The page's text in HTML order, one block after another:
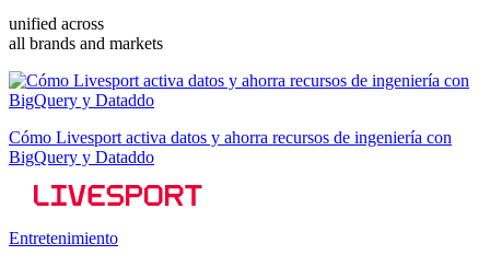
unified across
all brands and markets
Cómo Livesport activa datos y ahorra recursos de ingeniería con
BigQuery y Dataddo
Entretenimiento